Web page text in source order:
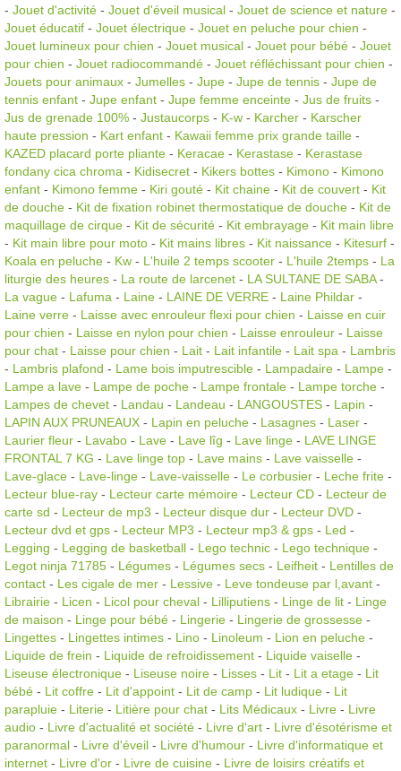
- Jouet d'activité - Jouet d'éveil musical - Jouet de science et nature -
Jouet éducatif - Jouet électrique - Jouet en peluche pour chien -
Jouet lumineux pour chien - Jouet musical - Jouet pour bébé - Jouet
pour chien - Jouet radiocommandé - Jouet réfléchissant pour chien -
Jouets pour animaux - Jumelles - Jupe - Jupe de tennis - Jupe de
tennis enfant - Jupe enfant - Jupe femme enceinte - Jus de fruits -
Jus de grenade 100% - Justaucorps - K-w - Karcher - Karscher
haute pression - Kart enfant - Kawaii femme prix grande taille -
KAZED placard porte pliante - Keracae - Kerastase - Kerastase
fondany cica chroma - Kidisecret - Kikers bottes - Kimono - Kimono
enfant - Kimono femme - Kiri gouté - Kit chaine - Kit de couvert - Kit
de douche - Kit de fixation robinet thermostatique de douche - Kit de
maquillage de cirque - Kit de sécurité - Kit embrayage - Kit main libre
- Kit main libre pour moto - Kit mains libres - Kit naissance - Kitesurf -
Koala en peluche - Kw - L'huile 2 temps scooter - L'huile 2temps - La
liturgie des heures - La route de larcenet - LA SULTANE DE SABA-
La vague - Lafuma - Laine - LAINE DE VERRE - Laine Phildar -
Laine verre - Laisse avec enrouleur flexi pour chien - Laisse en cuir
pour chien - Laisse en nylon pour chien - Laisse enrouleur - Laisse
pour chat - Laisse pour chien - Lait - Lait infantile - Lait spa - Lambris
- Lambris plafond - Lame bois imputrescible - Lampadaire - Lampe -
Lampe a lave - Lampe de poche - Lampe frontale - Lampe torche -
Lampes de chevet - Landau - Landeau - LANGOUSTES - Lapin -
LAPIN AUX PRUNEAUX - Lapin en peluche - Lasagnes - Laser -
Laurier fleur - Lavabo - Lave - Lave lîg - Lave linge - LAVE LINGE
FRONTAL 7 KG - Lave linge top - Lave mains - Lave vaisselle -
Lave-glace - Lave-linge - Lave-vaisselle - Le corbusier - Leche frite -
Lecteur blue-ray - Lecteur carte mémoire - Lecteur CD - Lecteur de
carte sd - Lecteur de mp3 - Lecteur disque dur - Lecteur DVD -
Lecteur dvd et gps - Lecteur MP3 - Lecteur mp3 & gps - Led -
Legging - Legging de basketball - Lego technic - Lego technique -
Legot ninja 71785 - Légumes - Légumes secs - Leifheit - Lentilles de
contact - Les cigale de mer - Lessive - Leve tondeuse par l,avant -
Librairie - Licen - Licol pour cheval - Lilliputiens - Linge de lit - Linge
de maison - Linge pour bébé - Lingerie - Lingerie de grossesse -
Lingettes - Lingettes intimes - Lino - Linoleum - Lion en peluche -
Liquide de frein - Liquide de refroidissement - Liquide vaiselle -
Liseuse électronique - Liseuse noire - Lisses - Lit - Lit a etage - Lit
bébé - Lit coffre - Lit d'appoint - Lit de camp - Lit ludique - Lit
parapluie - Literie - Litière pour chat - Lits Médicaux - Livre - Livre
audio - Livre d'actualité et société - Livre d'art - Livre d'ésotérisme et
paranormal - Livre d'éveil - Livre d'humour - Livre d'informatique et
internet - Livre d'or - Livre de cuisine - Livre de loisirs créatifs et